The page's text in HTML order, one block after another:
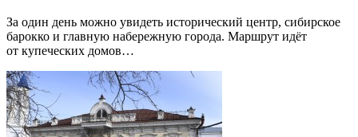
За один день можно увидеть исторический центр, сибирское
барокко и главную набережную города. Маршрут идёт
от купеческих домов…